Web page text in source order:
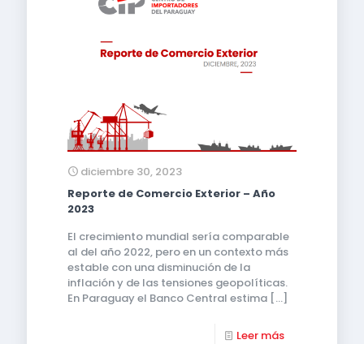
diciembre 30, 2023
Reporte de Comercio Exterior – Año
2023
El crecimiento mundial sería comparable
al del año 2022, pero en un contexto más
estable con una disminución de la
inflación y de las tensiones geopolíticas.
En Paraguay el Banco Central estima […]
Leer más